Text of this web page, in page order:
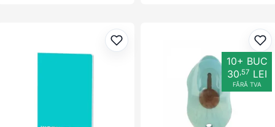
Adaugă la favorite
10+ BUC
30 ,57 LEI
FĂRĂ TVA